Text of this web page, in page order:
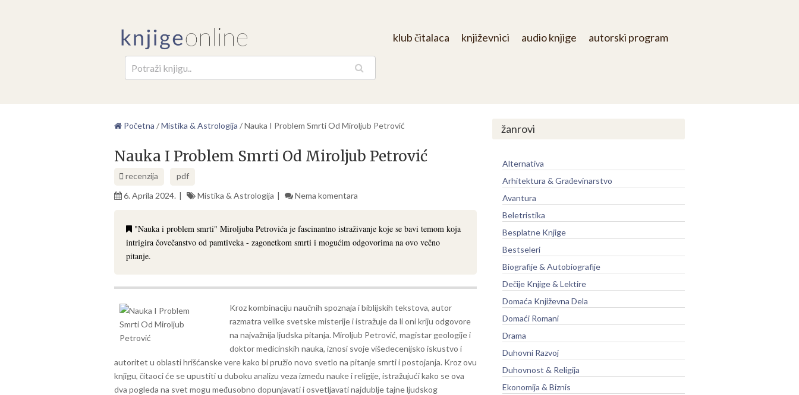
klub čitalaca književnici audio knjige autorski program
Početna /Mistika & Astrologija /Nauka I Problem Smrti Od Miroljub Petrović
Nauka I Problem Smrti Od Miroljub Petrović
recenzija
pdf
6. Aprila 2024.
Mistika & Astrologija Nema komentara
"Nauka i problem smrti" Miroljuba Petrovića je fascinantno istraživanje koje se bavi temom koja
intrigira čovečanstvo od pamtiveka - zagonetkom smrti i mogućim odgovorima na ovo večno
pitanje.
Kroz kombinaciju naučnih spoznaja i biblijskih tekstova, autor
razmatra velike svetske misterije i istražuje da li oni kriju odgovore
na najvažnija ljudska pitanja. Miroljub Petrović, magistar geologije i
doktor medicinskih nauka, iznosi svoje višedecenijsko iskustvo i
autoritet u oblasti hrišćanske vere kako bi pružio novo svetlo na pitanje smrti i postojanja. Kroz ovu
knjigu, čitaoci će se upustiti u duboku analizu veza između nauke i religije, istražujući kako se ova
dva pogleda na svet mogu međusobno dopunjavati i osvetljavati najdublje tajne ljudskog
žanrovi
Alternativa
Arhitektura & Građevinarstvo
Avantura
Beletristika
Besplatne Knjige
Bestseleri
Biografije & Autobiografije
Dečije Knjige & Lektire
Domaća Književna Dela
Domaći Romani
Drama
Duhovni Razvoj
Duhovnost & Religija
Ekonomija & Biznis